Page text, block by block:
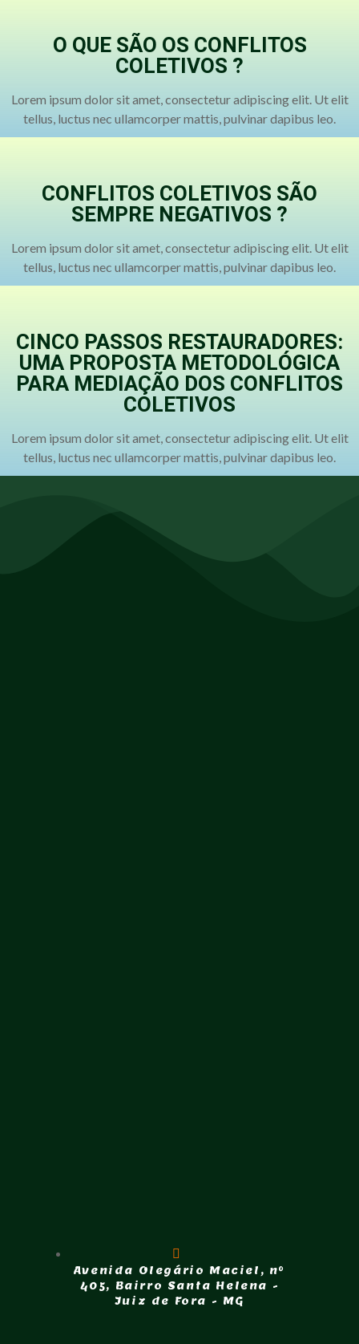
O QUE SÃO OS CONFLITOS
COLETIVOS ?
Lorem ipsum dolor sit amet, consectetur adipiscing elit. Ut elit
tellus, luctus nec ullamcorper mattis, pulvinar dapibus leo.
CONFLITOS COLETIVOS SÃO
SEMPRE NEGATIVOS ?
Lorem ipsum dolor sit amet, consectetur adipiscing elit. Ut elit
tellus, luctus nec ullamcorper mattis, pulvinar dapibus leo.
CINCO PASSOS RESTAURADORES:
UMA PROPOSTA METODOLÓGICA
PARA MEDIAÇÃO DOS CONFLITOS
COLETIVOS
Lorem ipsum dolor sit amet, consectetur adipiscing elit. Ut elit
tellus, luctus nec ullamcorper mattis, pulvinar dapibus leo.
Avenida Olegário Maciel, nº
405, Bairro Santa Helena -
Juiz de Fora - MG